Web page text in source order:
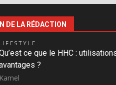
DE LA RÉDACTION
LIFESTYLE
ce que le HHC :
?
Kamel